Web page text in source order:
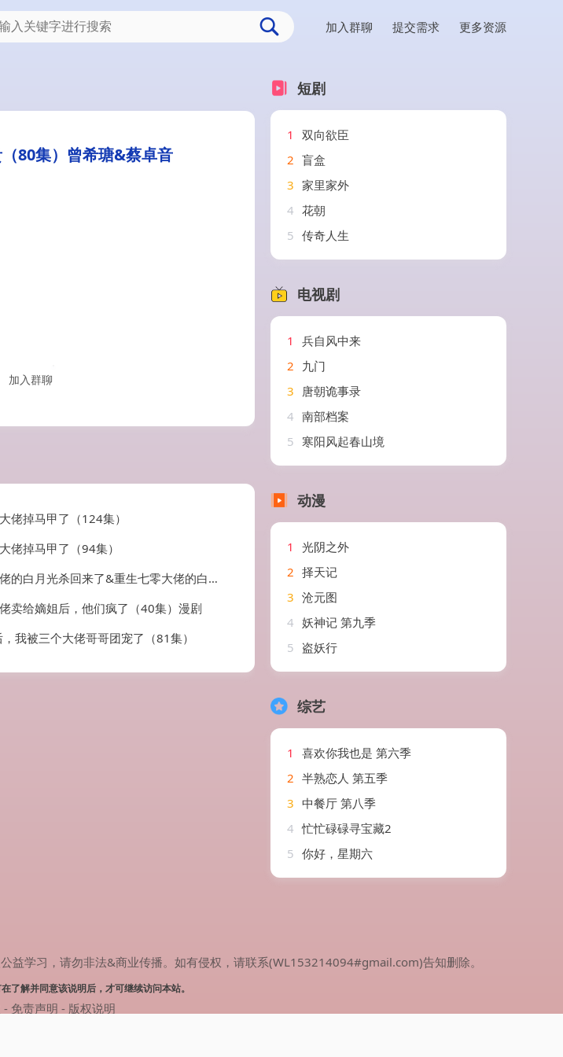
加入群聊 提交需求 更多资源
80集）曾希瑭&蔡卓音
加入群聊
佬掉马甲了（124集）
佬掉马甲了（94集）
光杀回来了&重生七零大佬的白月光杀回来了（106集）漫剧
卖给嫡姐后，他们疯了（40集）漫剧
我被三个大佬哥哥团宠了（81集）
短剧
1
双向欲臣
2 盲盒
3 家里家外
4 花朝
5 传奇人生
电视剧
1
兵自风中来
2 九门
3 唐朝诡事录
4 南部档案
5 寒阳风起春山境
动漫
1
光阴之外
2 择天记
3 沧元图
4 妖神记 第九季
5 盗妖行
综艺
1
喜欢你我也是 第六季
2 半熟恋人 第五季
3 中餐厅 第八季
4 忙忙碌碌寻宝藏2
5 你好，星期六
益学习，请勿非法&商业传播。如有侵权，请联系(WL153214094#gmail.com)告知删除。
了解并同意该说明后，才可继续访问本站。
- 免责声明 - 版权说明